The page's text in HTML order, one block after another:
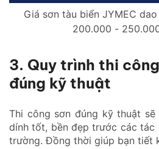
Giá sơn tàu biển JYMEC
200.000 -
3. Quy trình thi
đúng kỹ thuật
Thi công sơn đúng kỹ thuật
dính tốt, bền đẹp trước các tác
trường. Đồng thời giúp bạn tiết